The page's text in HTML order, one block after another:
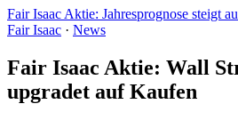
Fair Isaac Aktie: Jahresprognose steigt
Fair Isaac · News
Fair Isaac Aktie: Wall
upgradet auf Kaufen